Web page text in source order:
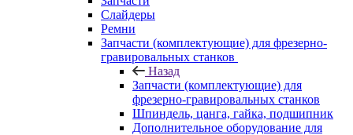
Слайдеры
Ремни
Запчасти (комплектующие) для фрезерно-
гравировальных станков
Назад
Запчасти (комплектующие) для
фрезерно-гравировальных станков
Шпиндель, цанга, гайка, подшипник
Дополнительное оборудование для